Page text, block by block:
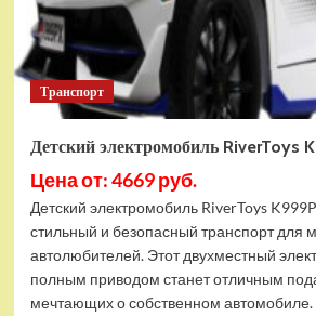
Транспорт
Детский электромобиль RiverToys
Цена от: 4669 руб.
Детский электромобиль RiverToys
стильный и безопасный транспорт для
автолюбителей. Этот двухместный
полным приводом станет отличным
мечтающих о собственном